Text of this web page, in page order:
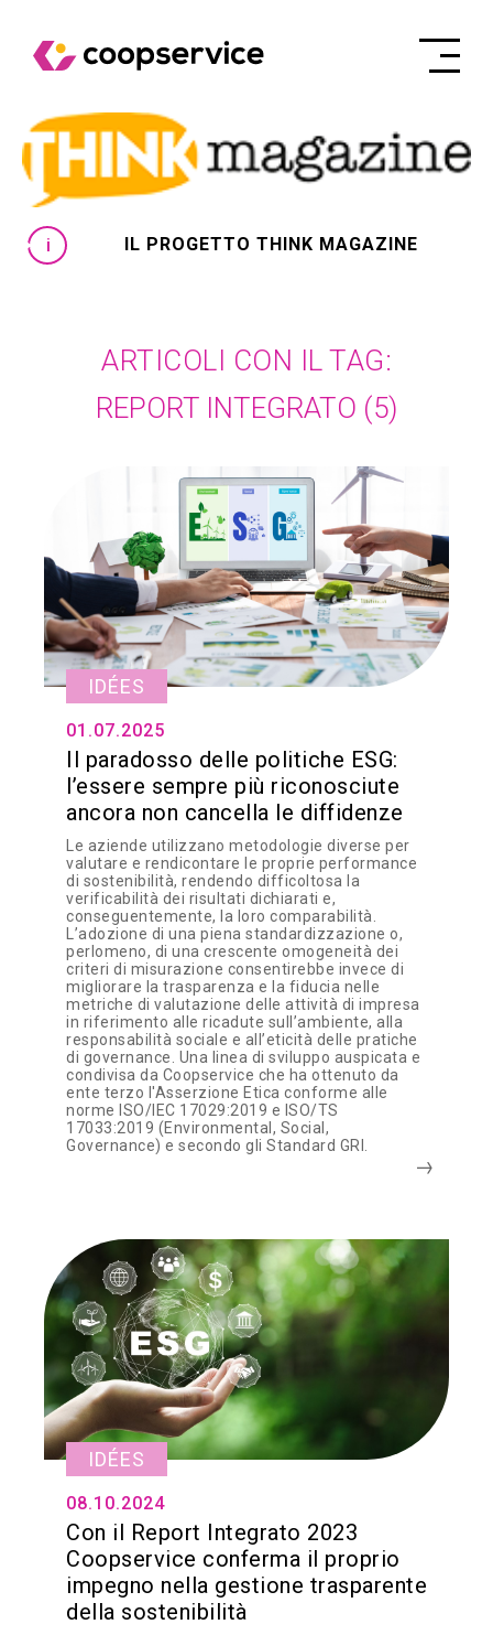
IL PROGETTO THINK MAGAZINE
REPORT INTEGRATO (5)
ARTICOLI CON IL TAG:
IDÉES
01.07.2025
Il paradosso delle politiche ESG:
l’essere sempre più riconosciute
ancora non cancella le diffidenze
Le aziende utilizzano metodologie diverse per
valutare e rendicontare le proprie performance
di sostenibilità, rendendo difficoltosa la
verificabilità dei risultati dichiarati e,
conseguentemente, la loro comparabilità.
L’adozione di una piena standardizzazione o,
perlomeno, di una crescente omogeneità dei
criteri di misurazione consentirebbe invece di
migliorare la trasparenza e la fiducia nelle
metriche di valutazione delle attività di impresa
in riferimento alle ricadute sull’ambiente, alla
responsabilità sociale e all’eticità delle pratiche
di governance. Una linea di sviluppo auspicata e
condivisa da Coopservice che ha ottenuto da
ente terzo l'Asserzione Etica conforme alle
norme ISO/IEC 17029:2019 e ISO/TS
17033:2019 (Environmental, Social,
Governance) e secondo gli Standard GRI.
IDÉES
08.10.2024
Con il Report Integrato 2023
Coopservice conferma il proprio
impegno nella gestione trasparente
della sostenibilità